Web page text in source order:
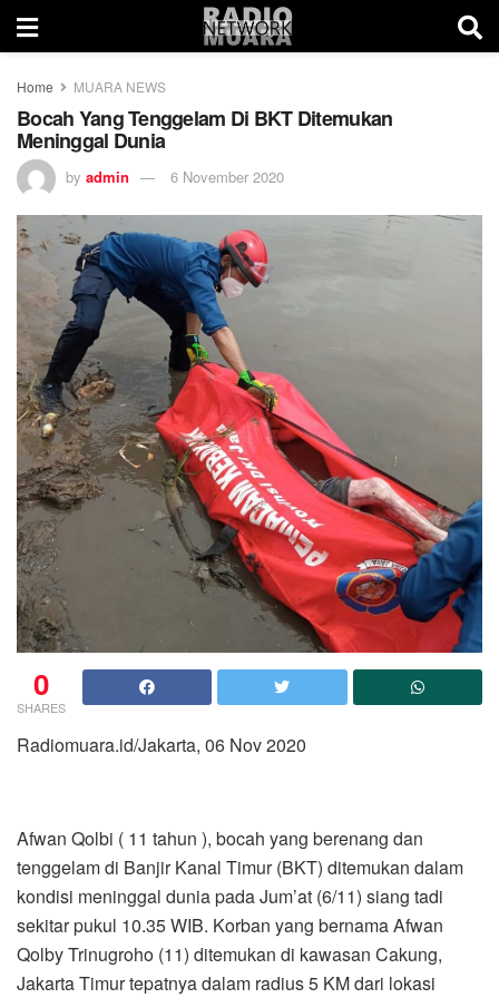
Home MUARA NEWS
Bocah Yang Tenggelam Di BKT Ditemukan
Meninggal Dunia
by admin 6 November 2020
0
SHARES
Radiomuara.id/Jakarta, 06 Nov 2020
Afwan Qolbi ( 11 tahun ), bocah yang berenang dan
tenggelam di Banjir Kanal Timur (BKT) ditemukan dalam
kondisi meninggal dunia pada Jum’at (6/11) siang tadi
sekitar pukul 10.35 WIB. Korban yang bernama Afwan
Qolby Trinugroho (11) ditemukan di kawasan Cakung,
Jakarta Timur tepatnya dalam radius 5 KM dari lokasi